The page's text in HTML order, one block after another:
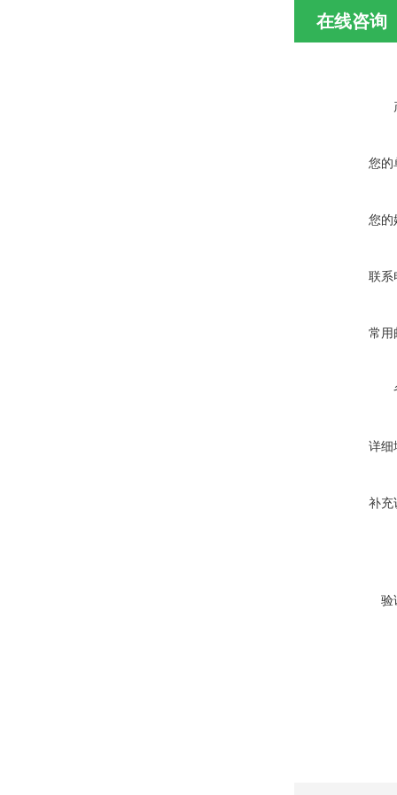
在线咨询
您的
您的
联系
常用
详细
补充
验